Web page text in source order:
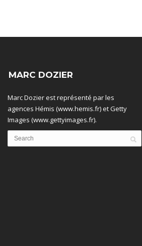
MARC DOZIER
Marc Dozier est représenté par les
agences Hémis (www.hemis.fr) et Getty
Images (www.gettyimages.fr).